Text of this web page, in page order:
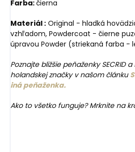
Farba:čierna
Materiál : Original - hladká
vzhľadom, Powdercoat - čierne
úpravou Powder (striekaná farba -
Poznajte bližšie peňaženky SECRID
holandskej značky v našom článku
iná peňaženka.
Ako to všetko funguje? Mrknite na